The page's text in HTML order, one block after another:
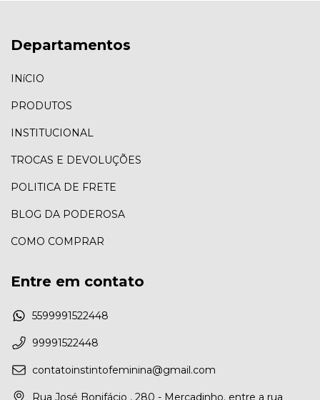
Departamentos
INíCIO
PRODUTOS
INSTITUCIONAL
TROCAS E DEVOLUÇÕES
POLITICA DE FRETE
BLOG DA PODEROSA
COMO COMPRAR
Entre em contato
5599991522448
99991522448
contatoinstintofeminina@gmail.com
Rua José Bonifácio , 280 - Mercadinho. entre a rua